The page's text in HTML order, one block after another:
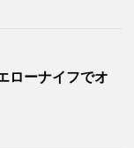
ローナイフでオ